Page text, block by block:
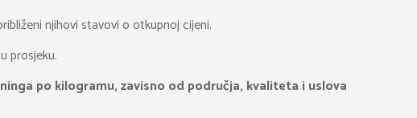
njihovi stavovi o otkupnoj cijeni.
prosjeku.
po kilogramu, zavisno od područja, kvaliteta i uslova